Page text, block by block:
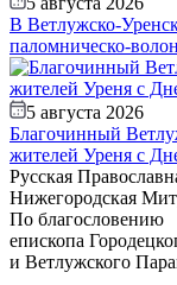
В Ветлужско-
паломническо-
5 августа 2026
Благочинный
жителей Уреня с
Русская
Нижегородская
По благословению
епископа
и Ветлужского